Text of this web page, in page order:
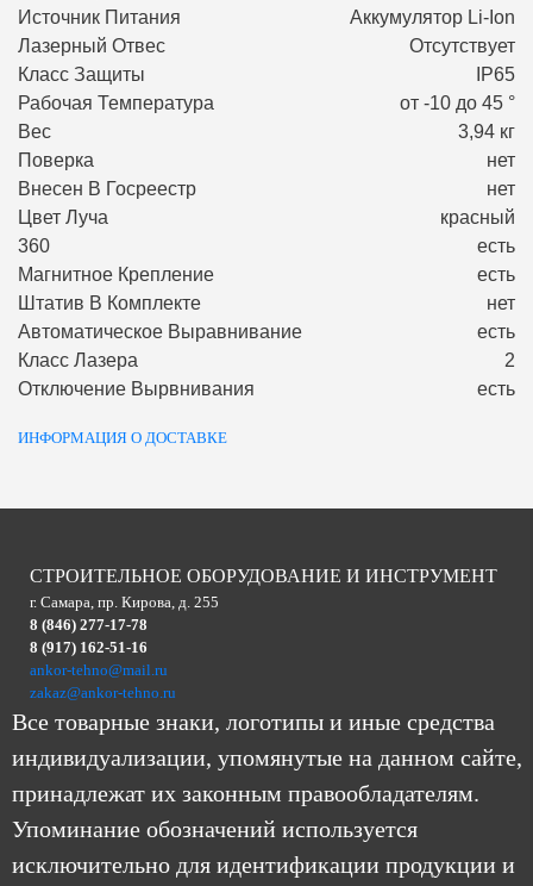
Источник Питания
Аккумулятор Li-Ion
Лазерный Отвес
Отсутствует
Класс Защиты
IP65
Рабочая Температура
от -10 до 45 °
Вес
3,94 кг
Поверка
нет
Внесен В Госреестр
нет
Цвет Луча
красный
360
есть
Магнитное Крепление
есть
Штатив В Комплекте
нет
Автоматическое Выравнивание
есть
Класс Лазера
2
Отключение Вырвнивания
есть
ИНФОРМАЦИЯ О ДОСТАВКЕ
СТРОИТЕЛЬНОЕ ОБОРУДОВАНИЕ И ИНСТРУМЕНТ
г. Самара, пр. Кирова, д. 255
8 (846) 277-17-78
8 (917) 162-51-16
ankor-tehno@mail.ru
zakaz@ankor-tehno.ru
Все товарные знаки, логотипы и иные средства
индивидуализации, упомянутые на данном сайте,
принадлежат их законным правообладателям.
Упоминание обозначений используется
исключительно для идентификации продукции и